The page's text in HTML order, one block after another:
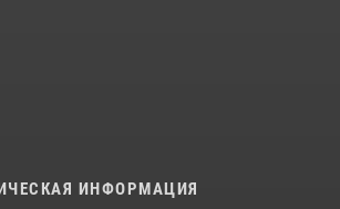
ИНФОРМАЦИЯ